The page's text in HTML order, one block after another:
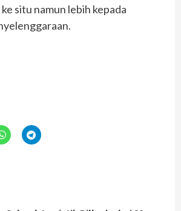
situ namun lebih kepada